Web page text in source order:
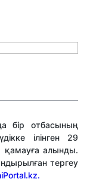
бір отбасының
ілінген 29
қамауға алынды.
тергеу